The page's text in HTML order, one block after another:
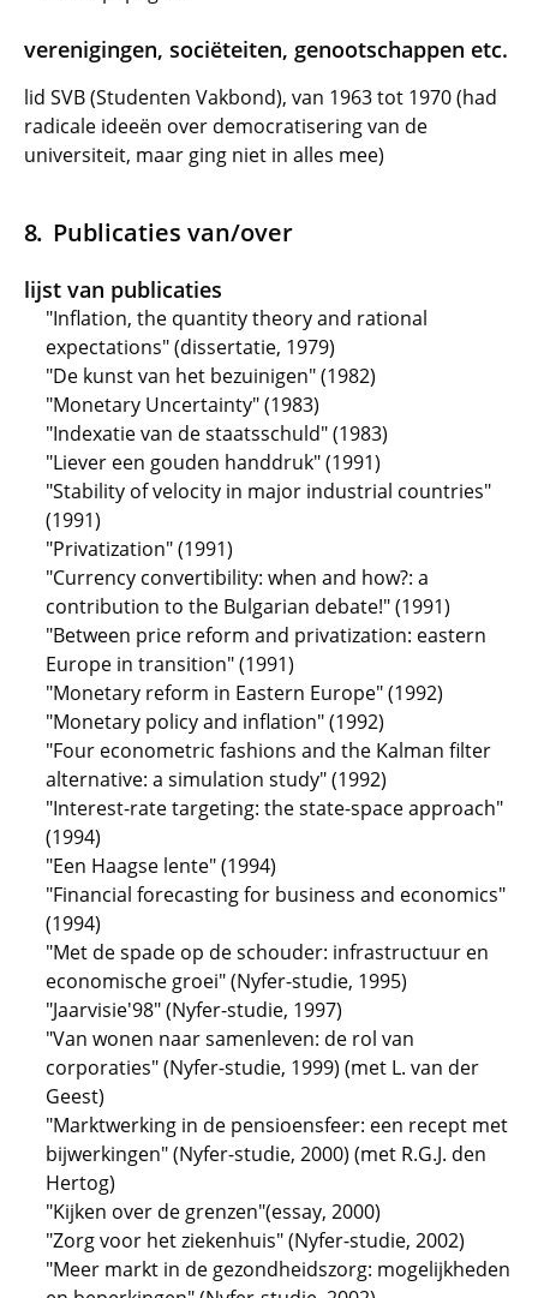
verenigingen, sociëteiten, genootschappen etc.
lid SVB (Studenten Vakbond), van 1963 tot 1970 (had
radicale ideeën over democratisering van de
universiteit, maar ging niet in alles mee)
Publicaties van/over
lijst van publicaties
"Inflation, the quantity theory and rational
expectations" (dissertatie, 1979)
"De kunst van het bezuinigen" (1982)
"Monetary Uncertainty" (1983)
"Indexatie van de staatsschuld" (1983)
"Liever een gouden handdruk" (1991)
"Stability of velocity in major industrial countries"
(1991)
"Privatization" (1991)
"Currency convertibility: when and how?: a
contribution to the Bulgarian debate!" (1991)
"Between price reform and privatization: eastern
Europe in transition" (1991)
"Monetary reform in Eastern Europe" (1992)
"Monetary policy and inflation" (1992)
"Four econometric fashions and the Kalman filter
alternative: a simulation study" (1992)
"Interest-rate targeting: the state-space approach"
(1994)
"Een Haagse lente" (1994)
"Financial forecasting for business and economics"
(1994)
"Met de spade op de schouder: infrastructuur en
economische groei" (Nyfer-studie, 1995)
"Jaarvisie'98" (Nyfer-studie, 1997)
"Van wonen naar samenleven: de rol van
corporaties" (Nyfer-studie, 1999) (met L. van der
Geest)
"Marktwerking in de pensioensfeer: een recept met
bijwerkingen" (Nyfer-studie, 2000) (met R.G.J. den
Hertog)
"Kijken over de grenzen"(essay, 2000)
"Zorg voor het ziekenhuis" (Nyfer-studie, 2002)
"Meer markt in de gezondheidszorg: mogelijkheden